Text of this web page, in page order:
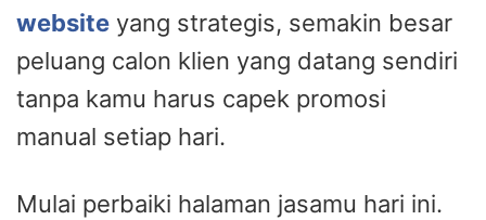
website yang strategis, semakin besar
peluang calon klien yang datang sendiri
tanpa kamu harus capek promosi
manual setiap hari.
Mulai perbaiki halaman jasamu hari ini.